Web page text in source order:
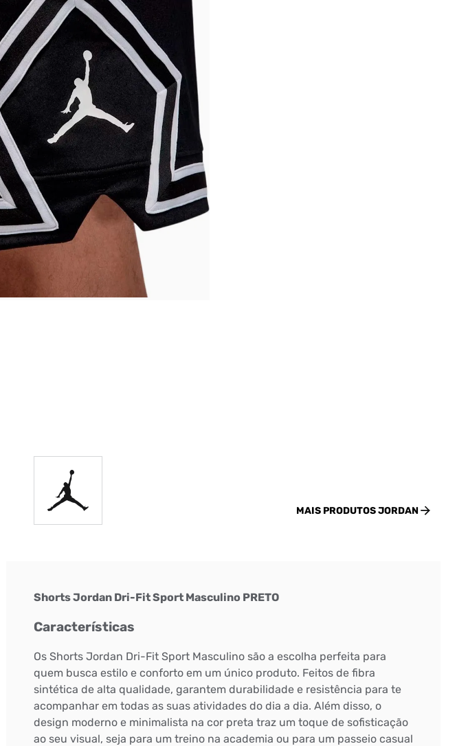
de compra, insira seu CEP
MAIS PRODUTOSJORDAN
Shorts Jordan Dri-Fit Sport Masculino PRETO
Características
Os Shorts Jordan Dri-Fit Sport Masculino são a escolha perfeita para
quem busca estilo e conforto em um único produto. Feitos de fibra
sintética de alta qualidade, garantem durabilidade e resistência para te
acompanhar em todas as suas atividades do dia a dia. Além disso, o
design moderno e minimalista na cor preta traz um toque de sofisticação
ao seu visual, seja para um treino na academia ou para um passeio casual